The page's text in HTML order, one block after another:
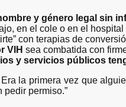
y género legal sin
en el cole o en el hospital
con terapias de
VIH sea combatida con
y servicios públicos
la primera vez que
pedir permiso.”